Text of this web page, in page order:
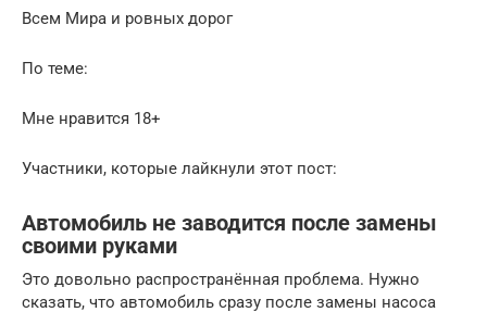
Всем Мира и ровных дорог
По теме:
Мне нравится 18+
Участники, которые лайкнули этот пост:
Автомобиль не заводится после замены
своими руками
Это довольно распространённая проблема. Нужно
сказать, что автомобиль сразу после замены насоса